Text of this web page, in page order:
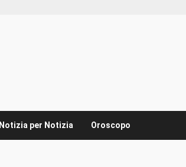
Notizia per Notizia Oroscopo